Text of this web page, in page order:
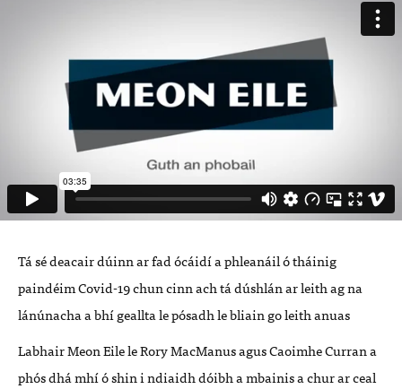
Tá sé deacair dúinn ar fad ócáidí a phleanáil ó tháinig
paindéim Covid-19 chun cinn ach tá dúshlán ar leith ag na
lánúnacha a bhí geallta le pósadh le bliain go leith anuas
Labhair Meon Eile le Rory MacManus agus Caoimhe Curran a
phós dhá mhí ó shin i ndiaidh dóibh a mbainis a chur ar ceal